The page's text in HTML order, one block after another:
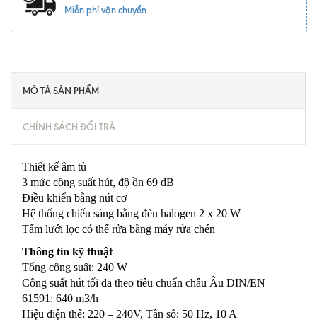
Miễn phí vận chuyển
MÔ TẢ SẢN PHẨM
CHÍNH SÁCH ĐỔI TRẢ
Thiết kế âm tủ
3 mức công suất hút, độ ồn 69 dB
Điều khiển bằng nút cơ
Hệ thống chiếu sáng bằng đèn halogen 2 x 20 W
Tấm lưới lọc có thể rửa bằng máy rửa chén
Thông tin kỹ thuật
Tổng công suất: 240 W
Công suất hút tối đa theo tiêu chuẩn châu Âu DIN/EN
61591: 640 m3/h
Hiệu điện thế: 220 – 240V, Tần số: 50 Hz, 10 A